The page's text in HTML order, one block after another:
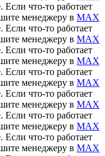
что-то работает
менеджеру в MAX
что-то работает
менеджеру в MAX
что-то работает
менеджеру в MAX
что-то работает
менеджеру в MAX
что-то работает
менеджеру в MAX
что-то работает
менеджеру в MAX
что-то работает
менеджеру в MAX